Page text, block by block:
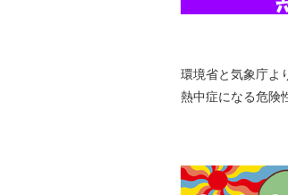
交通・道路
自然
環境省と気象庁よ
熱中症になる危険